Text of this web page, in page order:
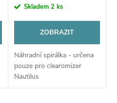
cena:Skladem 2 ks
ZOBRAZIT
Náhradní spirálka - určena
pouze pro clearomizer
Nautilus